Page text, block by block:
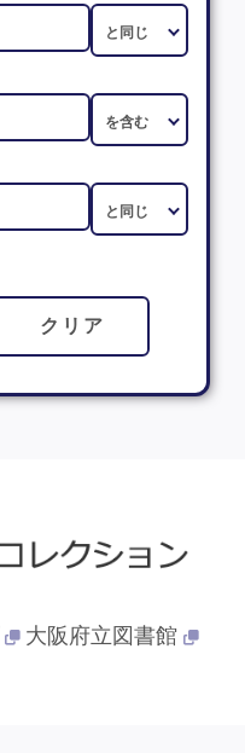
クリア
大阪府立図書館